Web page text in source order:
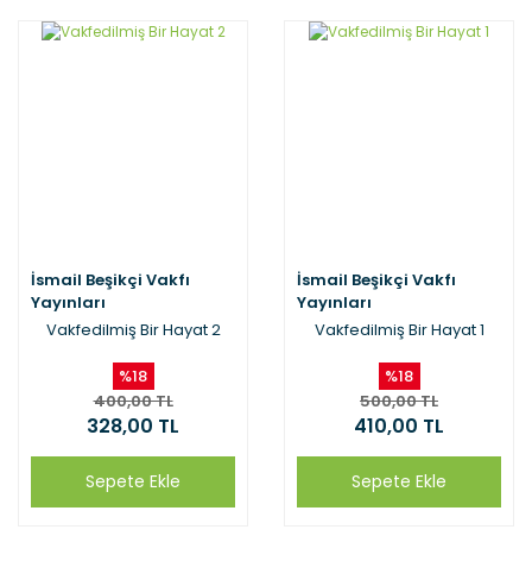
İsmail Beşikçi Vakfı
Yayınları
Vakfedilmiş Bir Hayat 2
%18
400,00 TL
328,00 TL
Sepete Ekle
İsmail Beşikçi Vakfı
Yayınları
Vakfedilmiş Bir Hayat 1
%18
500,00 TL
410,00 TL
Sepete Ekle